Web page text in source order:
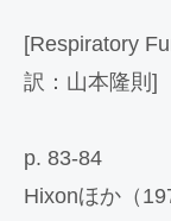
[Respiratory
訳：山本隆則]
p. 83-84
Hixonほか（